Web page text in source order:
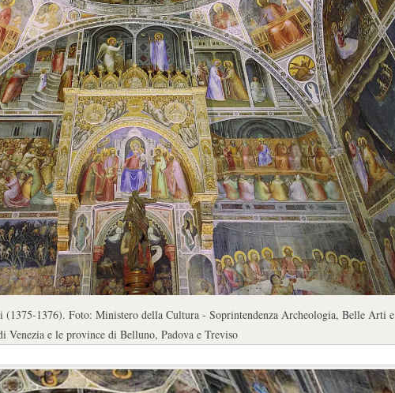
(1375-1376). Foto: Ministero della Cultura - Soprintendenza Archeologia, Belle Arti e
Venezia e le province di Belluno, Padova e Treviso